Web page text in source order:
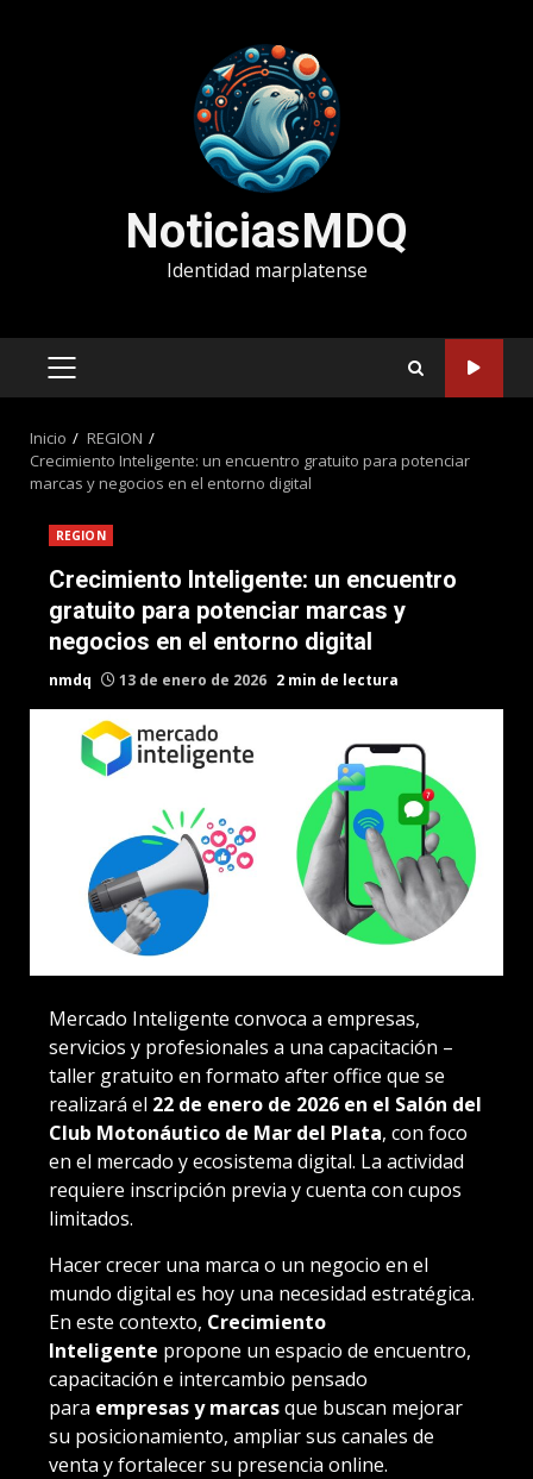
NoticiasMDQ
Identidad marplatense
MENÚ
Inicio
REGION
Crecimiento Inteligente: un encuentro gratuito para potenciar
marcas y negocios en el entorno digital
REGION
Crecimiento Inteligente: un encuentro
gratuito para potenciar marcas y
negocios en el entorno digital
nmdq 13 de enero de 2026 2 min de lectura
Mercado Inteligente convoca a empresas,
servicios y profesionales a una capacitación –
taller gratuito en formato after office que se
realizará el 22 de enero de 2026 en el Salón del
Club Motonáutico de Mar del Plata, con foco
en el mercado y ecosistema digital. La actividad
requiere inscripción previa y cuenta con cupos
limitados.
Hacer crecer una marca o un negocio en el
mundo digital es hoy una necesidad estratégica.
En este contexto, Crecimiento
Inteligente propone un espacio de encuentro,
capacitación e intercambio pensado
para empresas y marcasque buscan mejorar
su posicionamiento, ampliar sus canales de
venta y fortalecer su presencia online.